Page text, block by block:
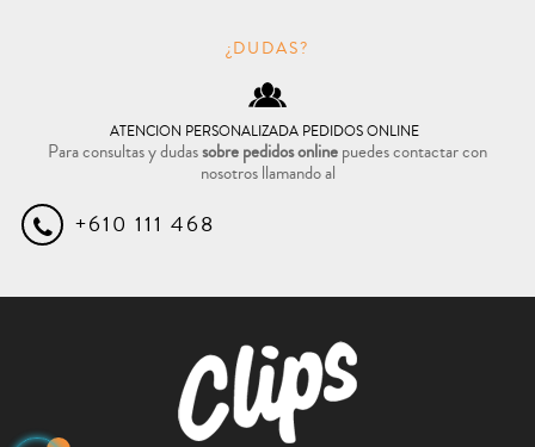
¿DUDAS?
ATENCION PERSONALIZADA PEDIDOS ONLINE
Para consultas y dudassobre pedidos onlinepuedes contactar con
nosotros llamando al
+610 111 468